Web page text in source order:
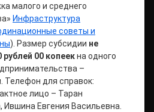
малого и среднего
Инфраструктура
советы и
). Размер субсидии не
00 копеекна одного
–
Телефон для справок:
лицо – Таран
Ившина Евгения Васильевна.